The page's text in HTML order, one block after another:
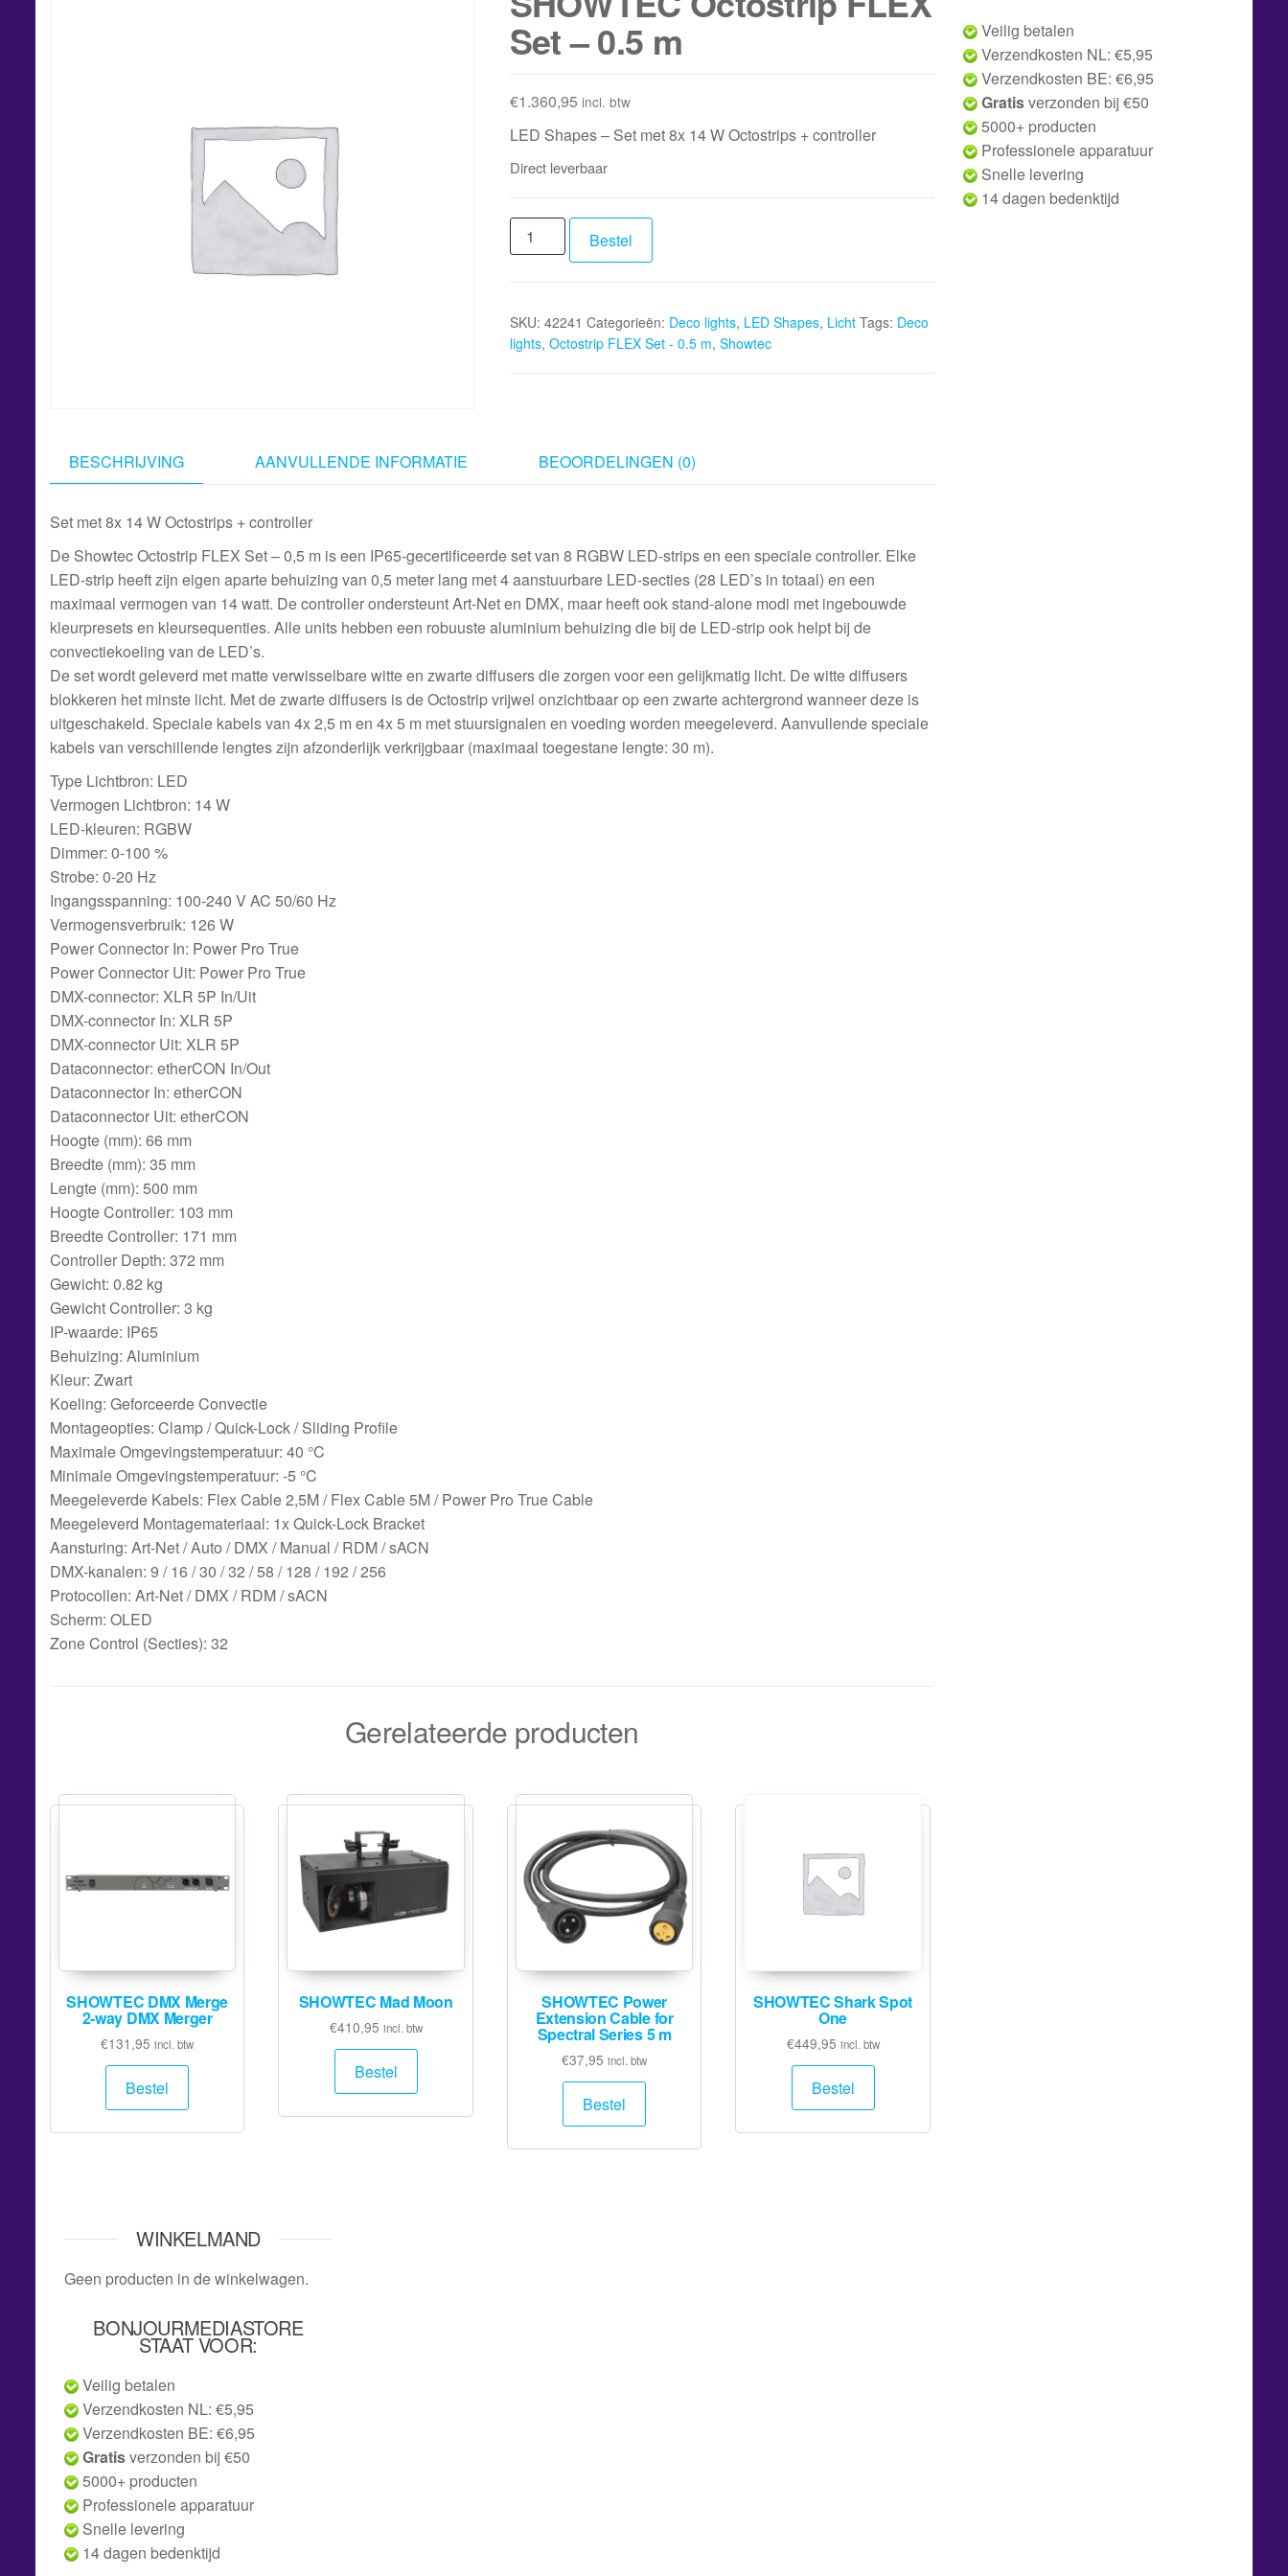
Set – 0.5 m
€1.360,95 incl. btw
LED Shapes – Set met 8x 14 W Octostrips + controller
Direct leverbaar
SHOWTEC
Octostrip
-
0.5
Bestel
SKU: 42241 Categorieën: Deco lights, LED Shapes, Licht Tags: Deco
lights, Octostrip FLEX Set - 0.5 m, Showtec
BESCHRIJVING AANVULLENDE INFORMATIE BEOORDELINGEN (0)
Set met 8x 14 W Octostrips + controller
De Showtec Octostrip FLEX Set – 0,5 m is een IP65-gecertificeerde set van 8 RGBW LED-strips en een speciale controller. Elke
LED-strip heeft zijn eigen aparte behuizing van 0,5 meter lang met 4 aanstuurbare LED-secties (28 LED’s in totaal) en een
maximaal vermogen van 14 watt. De controller ondersteunt Art-Net en DMX, maar heeft ook stand-alone modi met ingebouwde
kleurpresets en kleursequenties. Alle units hebben een robuuste aluminium behuizing die bij de LED-strip ook helpt bij de
convectiekoeling van de LED’s.
De set wordt geleverd met matte verwisselbare witte en zwarte diffusers die zorgen voor een gelijkmatig licht. De witte diffusers
blokkeren het minste licht. Met de zwarte diffusers is de Octostrip vrijwel onzichtbaar op een zwarte achtergrond wanneer deze is
uitgeschakeld. Speciale kabels van 4x 2,5 m en 4x 5 m met stuursignalen en voeding worden meegeleverd. Aanvullende speciale
kabels van verschillende lengtes zijn afzonderlijk verkrijgbaar (maximaal toegestane lengte: 30 m).
Type Lichtbron: LED
Vermogen Lichtbron: 14 W
LED-kleuren: RGBW
Dimmer: 0-100 %
Strobe: 0-20 Hz
Ingangsspanning: 100-240 V AC 50/60 Hz
Vermogensverbruik: 126 W
Power Connector In: Power Pro True
Power Connector Uit: Power Pro True
DMX-connector: XLR 5P In/Uit
DMX-connector In: XLR 5P
DMX-connector Uit: XLR 5P
Dataconnector: etherCON In/Out
Dataconnector In: etherCON
Dataconnector Uit: etherCON
Hoogte (mm): 66 mm
Breedte (mm): 35 mm
Lengte (mm): 500 mm
Hoogte Controller: 103 mm
Breedte Controller: 171 mm
Controller Depth: 372 mm
Gewicht: 0.82 kg
Gewicht Controller: 3 kg
IP-waarde: IP65
Behuizing: Aluminium
Kleur: Zwart
Koeling: Geforceerde Convectie
Montageopties: Clamp / Quick-Lock / Sliding Profile
Maximale Omgevingstemperatuur: 40 °C
Minimale Omgevingstemperatuur: -5 °C
Meegeleverde Kabels: Flex Cable 2,5M / Flex Cable 5M / Power Pro True Cable
Meegeleverd Montagemateriaal: 1x Quick-Lock Bracket
Aansturing: Art-Net / Auto / DMX / Manual / RDM / sACN
DMX-kanalen: 9 / 16 / 30 / 32 / 58 / 128 / 192 / 256
Protocollen: Art-Net / DMX / RDM / sACN
Scherm: OLED
Zone Control (Secties): 32
Gerelateerde producten
SHOWTEC DMX Merge
2-way DMX Merger
€131,95 incl. btw
Bestel
SHOWTEC Mad Moon
€410,95 incl. btw
Bestel
SHOWTEC Power
Extension Cable for
Spectral Series 5 m
€37,95 incl. btw
Bestel
SHOWTEC Shark Spot
One
€449,95 incl. btw
Bestel
Veilig betalen
Verzendkosten NL: €5,95
Verzendkosten BE: €6,95
Gratisverzonden bij €50
5000+ producten
Professionele apparatuur
Snelle levering
14 dagen bedenktijd
WINKELMAND
Geen producten in de winkelwagen.
BONJOURMEDIASTORE
STAAT VOOR:
Veilig betalen
Verzendkosten NL: €5,95
Verzendkosten BE: €6,95
Gratisverzonden bij €50
5000+ producten
Professionele apparatuur
Snelle levering
14 dagen bedenktijd